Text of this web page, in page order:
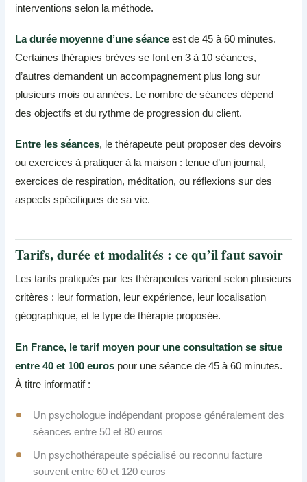
interventions selon la méthode.
La durée moyenne d’une séance est de 45 à 60 minutes.
Certaines thérapies brèves se font en 3 à 10 séances,
d’autres demandent un accompagnement plus long sur
plusieurs mois ou années. Le nombre de séances dépend
des objectifs et du rythme de progression du client.
Entre les séances, le thérapeute peut proposer des devoirs
ou exercices à pratiquer à la maison : tenue d’un journal,
exercices de respiration, méditation, ou réflexions sur des
aspects spécifiques de sa vie.
Tarifs, durée et modalités : ce qu’il faut savoir
Les tarifs pratiqués par les thérapeutes varient selon plusieurs
critères : leur formation, leur expérience, leur localisation
géographique, et le type de thérapie proposée.
En France, le tarif moyen pour une consultation se situe
entre 40 et 100 euros pour une séance de 45 à 60 minutes.
À titre informatif :
Un psychologue indépendant propose généralement des
séances entre 50 et 80 euros
Un psychothérapeute spécialisé ou reconnu facture
souvent entre 60 et 120 euros